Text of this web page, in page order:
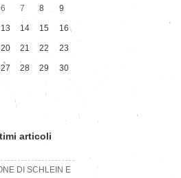
6 7 8 9
13 14 15 16
20 21 22 23
27 28 29 30
articoli
DI SCHLEIN E